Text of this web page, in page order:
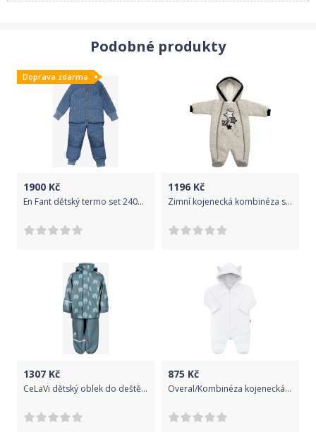
Podobné produkty
Doprava zdarma
1900 Kč
En Fant dětský termo set 240046 - 8651 Velikost: 86
1196 Kč
Zimní kojenecká kombinéza s kapucí Koala Star Vibes, Šedá, 68 (4-6m)
1307 Kč
CeLaVi dětský oblek do deště 1372 - 717 Velikost: 70
875 Kč
Overal/Kombinéza kojenecká zimní - SNOWY bílá - vel.74